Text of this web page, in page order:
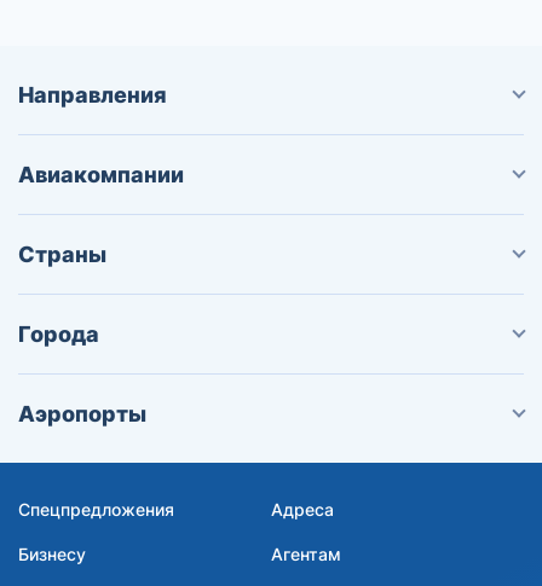
Направления
Авиакомпании
Страны
Города
Аэропорты
Спецпредложения Адреса
Бизнесу Агентам